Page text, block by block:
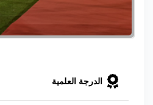
الدرجة العلمية